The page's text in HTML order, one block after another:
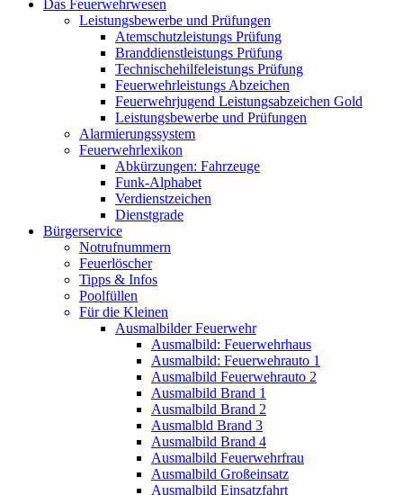
Das Feuerwehrwesen
Leistungsbewerbe und Prüfungen
Atemschutzleistungs Prüfung
Branddienstleistungs Prüfung
Technischehilfeleistungs Prüfung
Feuerwehrleistungs Abzeichen
Feuerwehrjugend Leistungsabzeichen Gold
Leistungsbewerbe und Prüfungen
Alarmierungssystem
Feuerwehrlexikon
Abkürzungen: Fahrzeuge
Funk-Alphabet
Verdienstzeichen
Dienstgrade
Bürgerservice
Notrufnummern
Feuerlöscher
Tipps & Infos
Poolfüllen
Für die Kleinen
Ausmalbilder Feuerwehr
Ausmalbild: Feuerwehrhaus
Ausmalbild: Feuerwehrauto 1
Ausmalbild Feuerwehrauto 2
Ausmalbild Brand 1
Ausmalbild Brand 2
Ausmalbld Brand 3
Ausmalbild Brand 4
Ausmalbild Feuerwehrfrau
Ausmalbild Großeinsatz
Ausmalbild Einsatzfahrt